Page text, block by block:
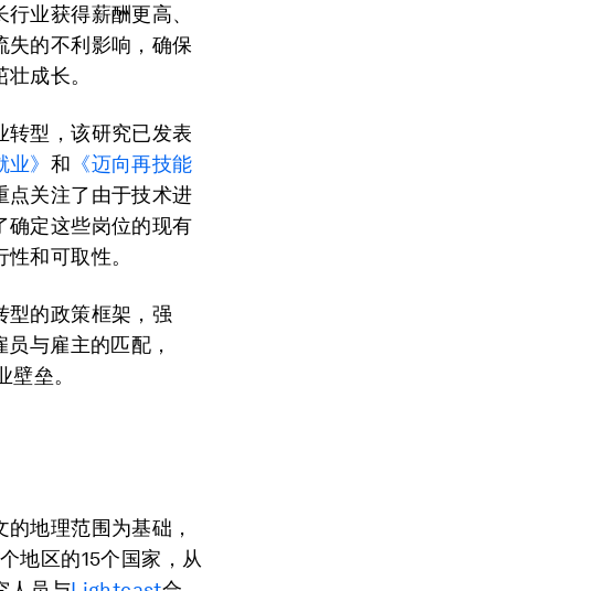
业获得薪酬更高、
失的不利影响，确保
成长。
转型，该研究已发表
》 和 《迈向再技能
点关注了由于技术进
确定这些岗位的现有
和可取性。
型的政策框架，强
与雇主的匹配，
垒。
的地理范围为基础，
地区的15个国家，从